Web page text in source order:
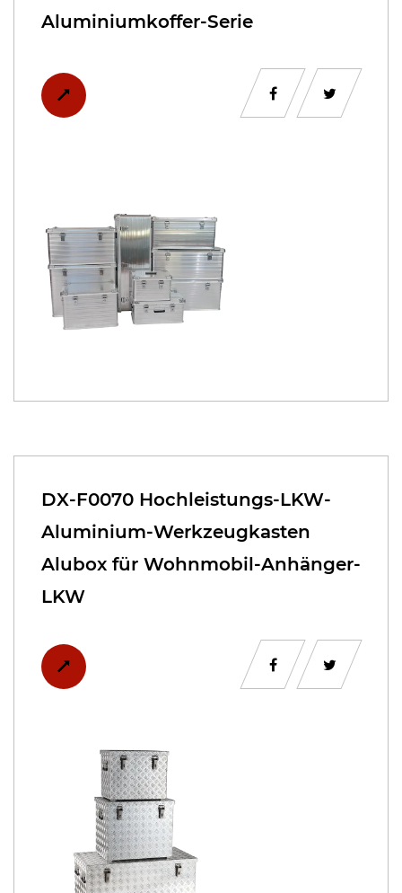
Aluminiumkoffer-Serie
DX-F0070 Hochleistungs-LKW-
Aluminium-Werkzeugkasten
Alubox für Wohnmobil-Anhänger-
LKW